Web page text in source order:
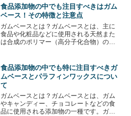
ら作られており、食品添加物としては、
食品の質感や口当たりを良...
食品添加物の中でも注目すべきはガム
ベース！その特徴と注意点
ガムベースとは？ガムベースとは、主に
食品や化粧品などに使用される天然また
は合成のポリマー（高分子化合物）の一
作られており、食品添加物としては、主
にガムやキャンディ、アイ...
食品添加物の中でも特に注目すべきガ
ムベースとパラフィンワックスについ
て
ガムベースとは？ガムベースとは、ガム
やキャンディー、チョコレートなどの食
品に使用される添加物の一種です。ガム